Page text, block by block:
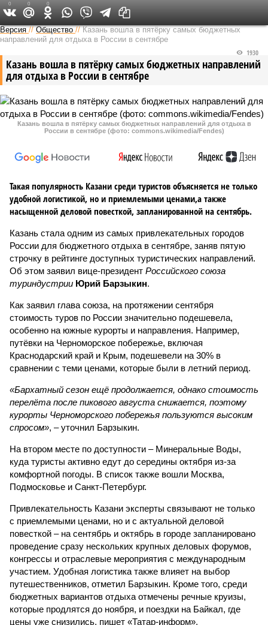
Версия в Татарстане
Версия //Общество //Казань вошла в пятёрку самых бюджетных
направлений для отдыха в России в сентябре
Казань вошла в пятёрку самых бюджетных направлений
для отдыха в России в сентябре
1930
Казань вошла в пятёрку самых бюджетных направлений для отдыха в
России в сентябре (фото: commons.wikimedia/Fendes)
Такая популярность Казани среди туристов объясняется не только
удобной логистикой, но и приемлемыми ценами,а также
насыщенной деловой повесткой, запланированной на сентябрь.
Казань стала одним из самых привлекательных городов
России для бюджетного отдыха в сентябре, заняв пятую
строчку в рейтинге доступных туристических направлений.
Об этом заявил вице-президент Российского союза
туриндустрии Юрий Барзыкин.
Как заявил глава союза, на протяжении сентября
стоимость туров по России значительно подешевела,
особенно на южные курорты и направления. Например,
путёвки на Черноморское побережье, включая
Краснодарский край и Крым, подешевели на 30% в
сравнении с теми ценами, которые были в летний период.
«Бархатный сезон ещё продолжается, однако стоимость
перелёта после пикового августа снижается, поэтому
курорты Черноморского побережья пользуются высоким
спросом», – уточнил Барзыкин.
На втором месте по доступности – Минеральные Воды,
куда туристы активно едут до середины октября из-за
комфортной погоды. В список также вошли Москва,
Подмосковье и Санкт-Петербург.
Привлекательность Казани эксперты связывают не только
с приемлемыми ценами, но и с актуальной деловой
повесткой – на сентябрь и октябрь в городе запланировано
проведение сразу нескольких крупных деловых форумов,
конгрессы и отраслевые мероприятия с международным
участием. Удобная логистика также влияет на выбор
путешественников, отметил Барзыкин. Кроме того, среди
бюджетных вариантов отдыха отмечены речные круизы,
которые продлятся до ноября, и поездки на Байкал, где
цены уже снизились, пишет «Татар-информ».
0 0 0